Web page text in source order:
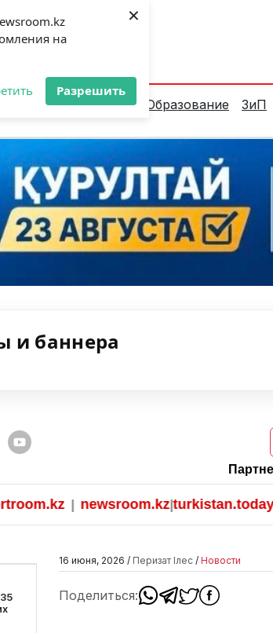
на
Разрешить
×
30°C Шымкент:
Новости Аналитика Образование ЗиП
и баннера
|newsroom.kz|turkistan.today|
16 июня, 2026 / Перизат Ілес / Новости
Поделиться: